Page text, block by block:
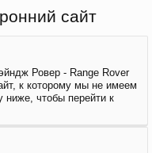
сайт
Ровер - Range Rover
к которому мы не имеем
ниже, чтобы перейти к